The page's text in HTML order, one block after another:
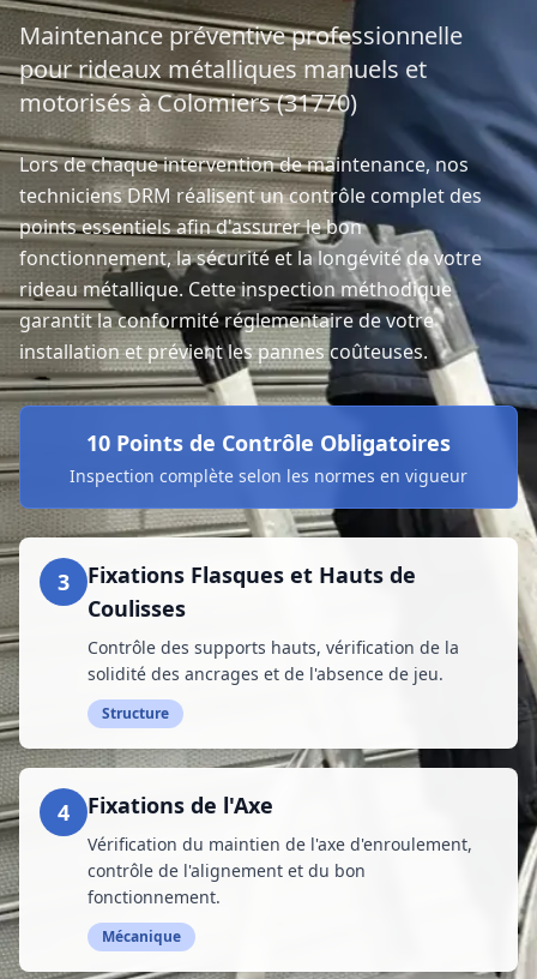
Maintenance préventive professionnelle
pour rideaux métalliques manuels et
motorisés à Colomiers (31770)
Lors de chaque intervention de maintenance, nos
techniciens DRM réalisent un contrôle complet des
points essentiels afin d'assurer le bon
fonctionnement, la sécurité et la longévité de votre
rideau métallique. Cette inspection méthodique
garantit la conformité réglementaire de votre
installation et prévient les pannes coûteuses.
10 Points de Contrôle Obligatoires
Inspection complète selon les normes en vigueur
3
Fixations Flasques et Hauts de
Coulisses
Contrôle des supports hauts, vérification de la
solidité des ancrages et de l'absence de jeu.
Structure
4 Fixations de l'Axe
Vérification du maintien de l'axe d'enroulement,
contrôle de l'alignement et du bon
fonctionnement.
Mécanique